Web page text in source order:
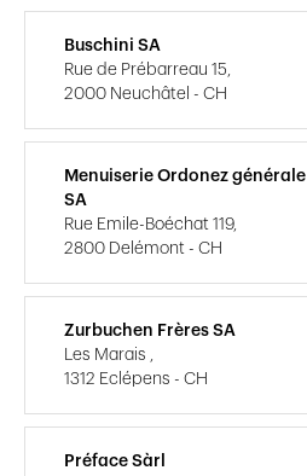
Buschini SA
Rue de Prébarreau 15,
2000 Neuchâtel - CH
Menuiserie Ordonez générale
SA
Rue Emile-Boéchat 119,
2800 Delémont - CH
Zurbuchen Frères SA
Les Marais ,
1312 Eclépens - CH
Préface Sàrl